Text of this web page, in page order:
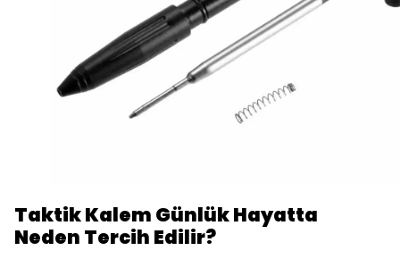
Taktik Kalem Günlük Hayatta
Neden Tercih Edilir?